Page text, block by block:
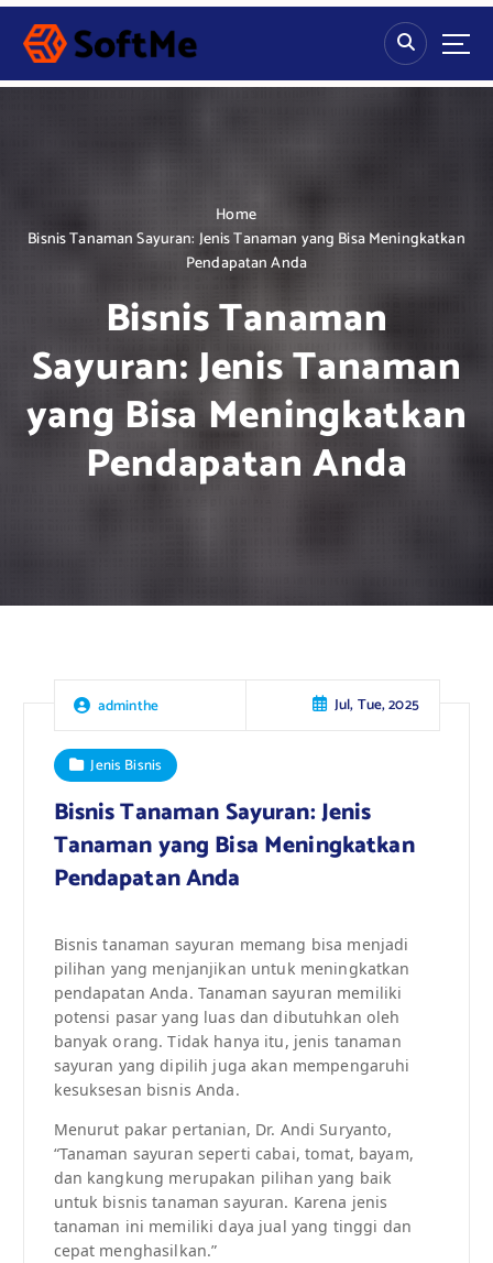
S
p
Home
Bisnis Tanaman Sayuran: Jenis Tanaman yang Bisa Meningkatkan
Pendapatan Anda
Bisnis Tanaman
Sayuran: Jenis Tanaman
yang Bisa Meningkatkan
Pendapatan Anda
adminthe Jul, Tue, 2025
Jenis Bisnis
Bisnis Tanaman Sayuran: Jenis
Tanaman yang Bisa Meningkatkan
Pendapatan Anda
Bisnis tanaman sayuran memang bisa menjadi
pilihan yang menjanjikan untuk meningkatkan
pendapatan Anda. Tanaman sayuran memiliki
potensi pasar yang luas dan dibutuhkan oleh
banyak orang. Tidak hanya itu, jenis tanaman
sayuran yang dipilih juga akan mempengaruhi
kesuksesan bisnis Anda.
Menurut pakar pertanian, Dr. Andi Suryanto,
“Tanaman sayuran seperti cabai, tomat, bayam,
dan kangkung merupakan pilihan yang baik
untuk bisnis tanaman sayuran. Karena jenis
tanaman ini memiliki daya jual yang tinggi dan
cepat menghasilkan.”